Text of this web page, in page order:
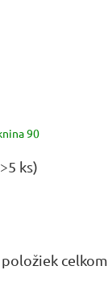
90
ks)
položiek celkom